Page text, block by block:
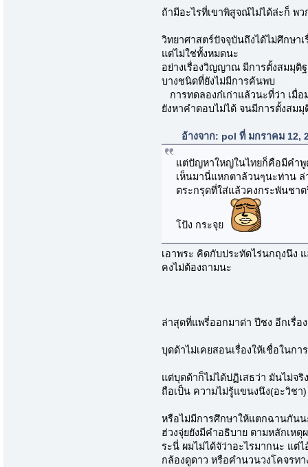
ถ้ามีอะไรที่เขาพิสูจณ์ไม่ได้ล่ะก็ พ
วิทยาศาสตร์ปัจจุบันถึงได้ไม่ศึกษา
แต่ไม่ใช่ทั้งหมดนะ
อย่างเรื่องวิญญาณ มีการตั้งสมมุติ
บางชนิดที่ยังไม่มีการค้นพบ
การทดลองก๋เก่าแล้วนะที่ว่า เมื่
ยังหาคำตอบไม่ได้ จนมีการตั้งสมมุ
อ้างจาก: pol ที่ มกราคม 12,
แต่ปัญหาใหญ่ในไทยก็คือมีคำพู
เห็นมานี่แหกตาล้วนๆนะท่าน ล่
ตระกรุดที่ใส่แล้วคงกระพันชาต
โป้ง กระจุย
เอาพระ คิดกับประทัดไร่นกถุงนึง
คงไม่ต้องถามนะ
ล่าสุดที่แพรี่ออกมาด่า ปีชง อีกเรื่อง
บุดด้าไม่เคยสอนเรื่องให้เชื่อในกา
แต่บุดด้าก็ไม่ได้ปฏิเสธว่า มันไม่จริ
ถือเป็น ความไม่รู้แขนงนึง(อะวิช
หรือไม่มีการศึกษาให้แตกฉานกัน
ฮ่วงจุ่ยยังมีคำอธิบาย ตามหลักเหตุ
ระนี่ ผมไม่ได้จัว่าอะไรมากนะ แต่
กล้องดูดาว หรือคำนวนวงโคจรทา